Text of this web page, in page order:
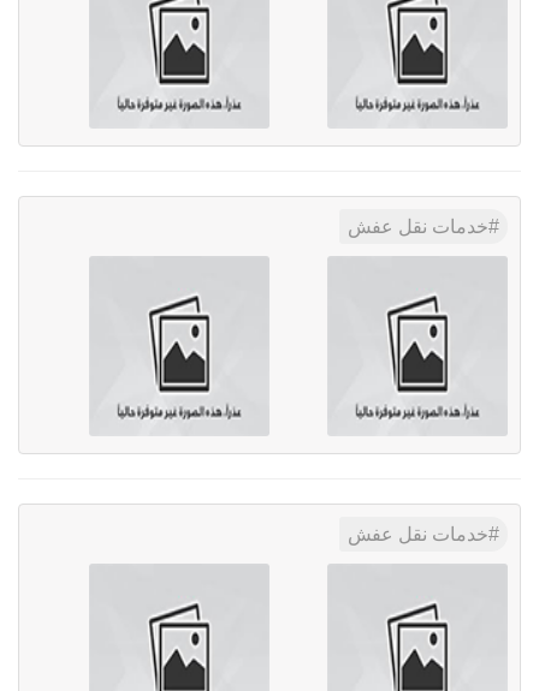
خدمات نقل عفش
خدمات نقل عفش